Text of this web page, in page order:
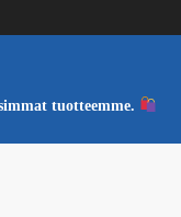
tuotteemme.